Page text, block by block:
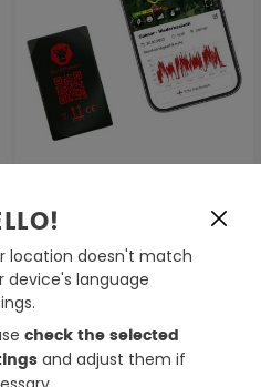
RideLink WingMan 2G, IP54
Tracking Modul
89,99 €99,95 €
location doesn't match
device's language
check the selected
and adjust them if